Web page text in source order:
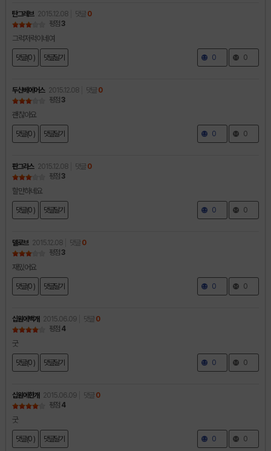
탄그레브 2015.12.08 댓글 0
평점 3
그럭저럭이네여
댓글(0 ) 댓글달기 0 0
두산베에어스 2015.12.08 댓글 0
평점 3
괜찮아요
댓글(0 ) 댓글달기 0 0
판그라스 2015.12.08 댓글 0
평점 3
할만하네요
댓글(0 ) 댓글달기 0 0
델로브 2015.12.08 댓글 0
평점 3
재밌어요
댓글(0 ) 댓글달기 0 0
십원에백개 2015.06.09 댓글 0
평점 4
굿
댓글(0 ) 댓글달기 0 0
십원에한개 2015.06.09 댓글 0
평점 4
굿
댓글(0 ) 댓글달기 0 0